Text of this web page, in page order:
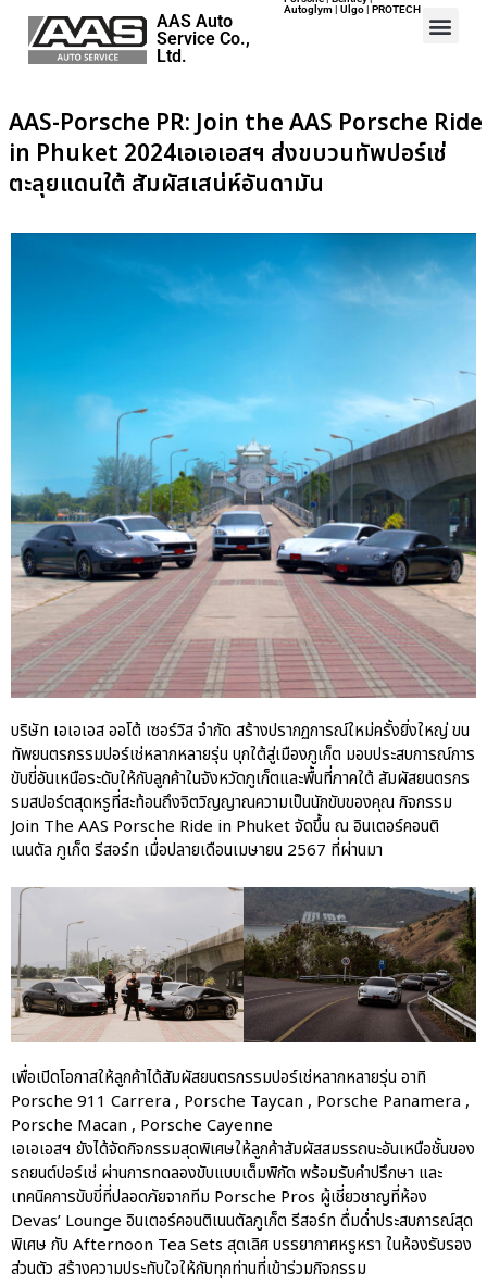
Home
Career
Map
ปอร์เช่ เอเอเอสฯ พลิกแนวคิด
After Sale สู่ Porsche Ownership
Experience แบบครบวงจร ผ่าน
แคมเปญ Cayenne Service Clinic
เบนท์ลีย์ มอเตอร์ส ตีความ
‘Bentley Diamond’ ใหม่ ดีไซน์
ระดับซิกเนเจอร์ในยนตรกรรม
นี้
ปอร์เช่ เอเอเอสฯ ยกประสบการณ์
Porsche สู่ Central Northville ใน
งาน AAS Roadshow พร้อมข้อ
เสนอพิเศษ Mid-Year 2026
เบนท์ลีย์ แบงค็อก ส่งมอบองค์
อย่างปลอดภัยในงาน
Extraordinary Chauffeur
Training 2026
Porsche Centre Pattanakarn
เชื่อมโยง Porsche Community
ผ่าน The Big Screen Speed: AAS
Motorsport Live Experience
aas
AAS Corp
AAS Motorsport
AAS Porsche
Bentley
AAS Auto
Service Co.,
Ltd.
Autoglym | Ulgo | PROTECH
AAS-Porsche PR: Join the AAS Porsche Ride
in Phuket 2024เอเอเอสฯ ส่งขบวนทัพปอร์เช่
ตะลุยแดนใต้ สัมผัสเสน่ห์อันดามัน
บริษัท เอเอเอส ออโต้ เซอร์วิส จำกัด สร้างปรากฏการณ์ใหม่ครั้งยิ่งใหญ่ ขน
ทัพยนตรกรรมปอร์เช่หลากหลายรุ่น บุกใต้สู่เมืองภูเก็ต มอบประสบการณ์การ
ขับขี่อันเหนือระดับให้กับลูกค้าในจังหวัดภูเก็ตและพื้นที่ภาคใต้ สัมผัสยนตรกร
รมสปอร์ตสุดหรูที่สะท้อนถึงจิตวิญญาณความเป็นนักขับของคุณ กิจกรรม
Join The AAS Porsche Ride in Phuket จัดขึ้น ณ อินเตอร์คอนติ
เนนตัล ภูเก็ต รีสอร์ท เมื่อปลายเดือนเมษายน 2567 ที่ผ่านมา
เพื่อเปิดโอกาสให้ลูกค้าได้สัมผัสยนตรกรรมปอร์เช่หลากหลายรุ่น อาทิ
Porsche 911 Carrera , Porsche Taycan , Porsche Panamera ,
Porsche Macan , Porsche Cayenne
เอเอเอสฯ ยังได้จัดกิจกรรมสุดพิเศษให้ลูกค้าสัมผัสสมรรถนะอันเหนือชั้นของ
รถยนต์ปอร์เช่ ผ่านการทดลองขับแบบเต็มพิกัด พร้อมรับคำปรึกษา และ
เทคนิคการขับขี่ที่ปลอดภัยจากทีม Porsche Pros ผู้เชี่ยวชาญที่ห้อง
Devas’ Lounge อินเตอร์คอนติเนนตัลภูเก็ต รีสอร์ท ดื่มด่ำประสบการณ์สุด
พิเศษ กับ Afternoon Tea Sets สุดเลิศ บรรยากาศหรูหรา ในห้องรับรอง
ส่วนตัว สร้างความประทับใจให้กับทุกท่านที่เข้าร่วมกิจกรรม